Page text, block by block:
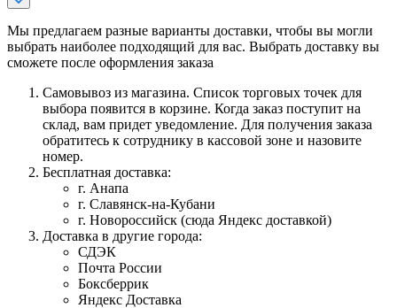
Мы предлагаем разные варианты доставки, чтобы вы могли
выбрать наиболее подходящий для вас. Выбрать доставку вы
сможете после оформления заказа
Самовывоз из магазина. Список торговых точек для
выбора появится в корзине. Когда заказ поступит на
склад, вам придет уведомление. Для получения заказа
обратитесь к сотруднику в кассовой зоне и назовите
номер.
Бесплатная доставка:
г. Анапа
г. Славянск-на-Кубани
г. Новороссийск (сюда Яндекс доставкой)
Доставка в другие города:
СДЭК
Почта России
Боксберрик
Яндекс Доставка